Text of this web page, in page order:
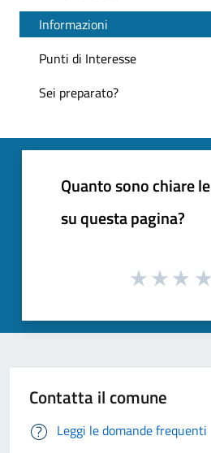
Informazioni
Punti di Interesse
Sei preparato?
Quanto sono chiare
su questa pagina?
Contatta il comune
Leggi le domande frequenti